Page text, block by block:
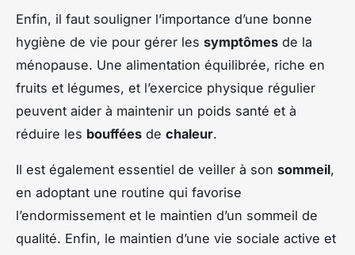
Enfin, il faut souligner l’importance d’une bonne
hygiène de vie pour gérer les symptômes de la
ménopause. Une alimentation équilibrée, riche en
fruits et légumes, et l’exercice physique régulier
peuvent aider à maintenir un poids santé et à
réduire les bouffées de chaleur.
Il est également essentiel de veiller à son sommeil,
en adoptant une routine qui favorise
l’endormissement et le maintien d’un sommeil de
qualité. Enfin, le maintien d’une vie sociale active et